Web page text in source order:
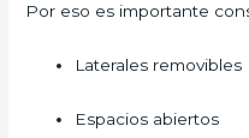
Por eso es importante
Laterales removibles
Espacios abiertos